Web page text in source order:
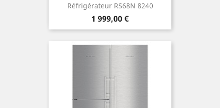
Réfrigérateur RS68N 8240
Prix
1 999,00 €